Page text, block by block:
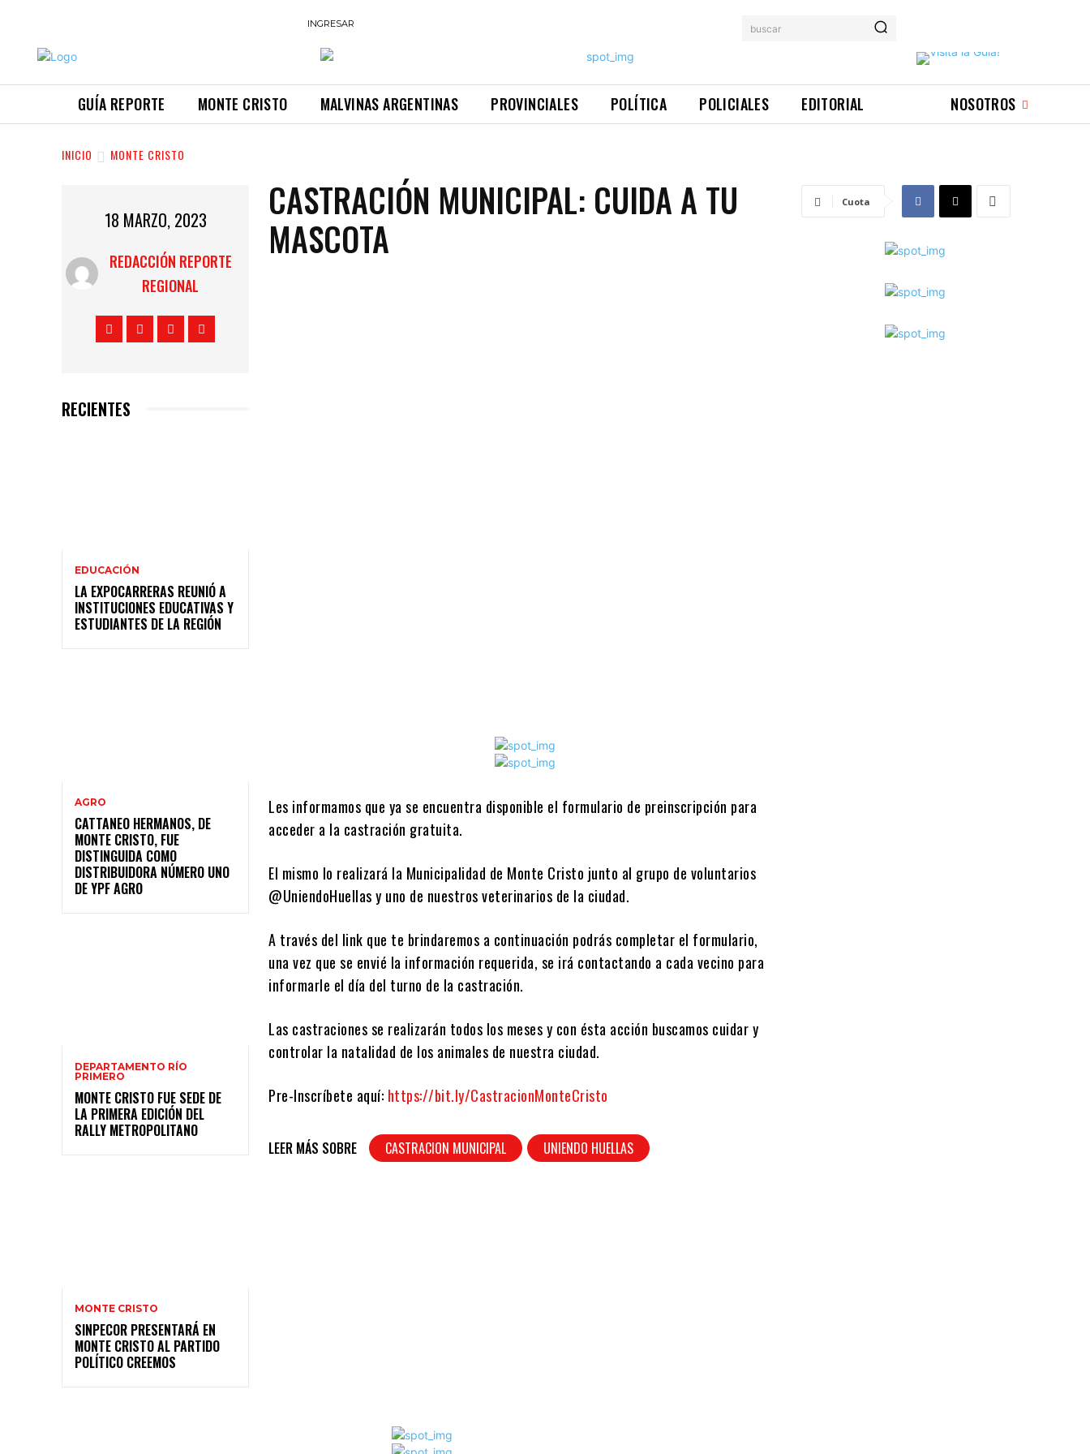
INGRESAR buscar
GUÍA REPORTE MONTE CRISTO MALVINAS ARGENTINAS PROVINCIALES POLÍTICA POLICIALES EDITORIAL NOSOTROS
INICIO MONTE CRISTO
18 MARZO, 2023
REDACCIÓN REPORTE
REGIONAL
RECIENTES
EDUCACIÓN
LA EXPOCARRERAS REUNIÓ A
INSTITUCIONES EDUCATIVAS Y
ESTUDIANTES DE LA REGIÓN
AGRO
CATTANEO HERMANOS, DE
MONTE CRISTO, FUE
DISTINGUIDA COMO
DISTRIBUIDORA NÚMERO UNO
DE YPF AGRO
DEPARTAMENTO RÍO
PRIMERO
MONTE CRISTO FUE SEDE DE
LA PRIMERA EDICIÓN DEL
RALLY METROPOLITANO
MONTE CRISTO
SINPECOR PRESENTARÁ EN
MONTE CRISTO AL PARTIDO
POLÍTICO CREEMOS
CASTRACIÓN MUNICIPAL: CUIDA A TU
MASCOTA
Les informamos que ya se encuentra disponible el formulario de preinscripción para
acceder a la castración gratuita.
El mismo lo realizará la Municipalidad de Monte Cristo junto al grupo de voluntarios
@UniendoHuellas y uno de nuestros veterinarios de la ciudad.
A través del link que te brindaremos a continuación podrás completar el formulario,
una vez que se envié la información requerida, se irá contactando a cada vecino para
informarle el día del turno de la castración.
Las castraciones se realizarán todos los meses y con ésta acción buscamos cuidar y
controlar la natalidad de los animales de nuestra ciudad.
Pre-Inscríbete aquí: https://bit.ly/CastracionMonteCristo
LEER MÁS SOBRE CASTRACION MUNICIPAL UNIENDO HUELLAS
Cuota